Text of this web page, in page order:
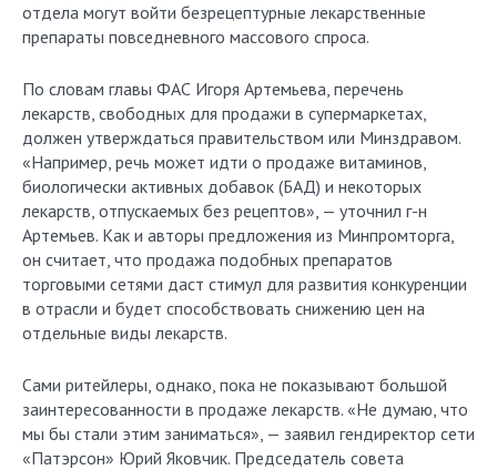
отдела могут войти безрецептурные лекарственные
препараты повседневного массового спроса.
По словам главы ФАС Игоря Артемьева, перечень
лекарств, свободных для продажи в супермаркетах,
должен утверждаться правительством или Минздравом.
«Например, речь может идти о продаже витаминов,
биологически активных добавок (БАД) и некоторых
лекарств, отпускаемых без рецептов», — уточнил г-н
Артемьев. Как и авторы предложения из Минпромторга,
он считает, что продажа подобных препаратов
торговыми сетями даст стимул для развития конкуренции
в отрасли и будет способствовать снижению цен на
отдельные виды лекарств.
Сами ритейлеры, однако, пока не показывают большой
заинтересованности в продаже лекарств. «Не думаю, что
мы бы стали этим заниматься», — заявил гендиректор сети
«Патэрсон» Юрий Яковчик. Председатель совета